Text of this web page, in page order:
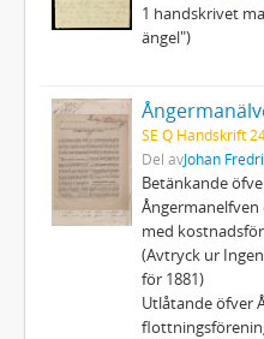
1 handskrivet
ängel")
SE Q Handskrift
Del avJohan
Betänkande
Ångermanelfven
med
(Avtryck ur
för 1881)
Utlåtande öfver